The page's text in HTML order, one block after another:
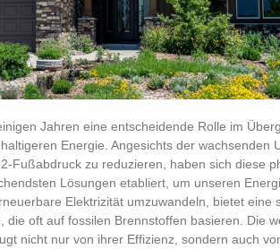
Jahren eine entscheidende Rolle im
Energie. Angesichts der wachsenden
Fußabdruck zu reduzieren, haben sich diese
Lösungen etabliert, um unseren
Elektrizität umzuwandeln, bietet eine
die oft auf fossilen Brennstoffen basieren. Die
nicht nur von ihrer Effizienz, sondern auch